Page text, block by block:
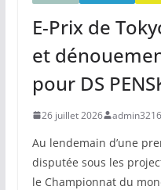
E-Prix de
et
pour DS
26 juillet 2026 admin3216
Au lendemain d’une
disputée sous les
le Championnat du